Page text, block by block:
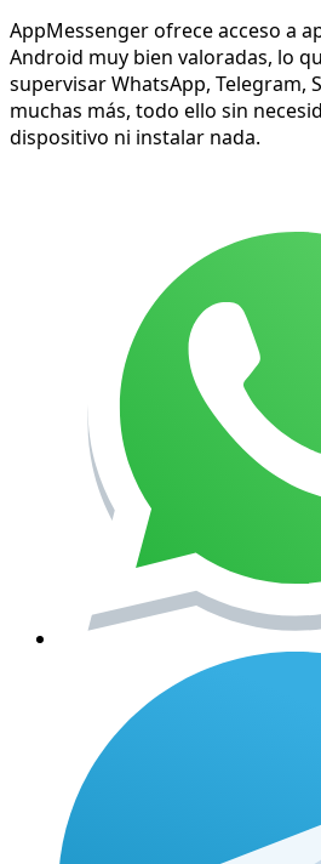
AppMessenger ofrece acceso a
Android muy bien valoradas, lo
supervisar WhatsApp, Telegram,
muchas más, todo ello sin
dispositivo ni instalar nada.